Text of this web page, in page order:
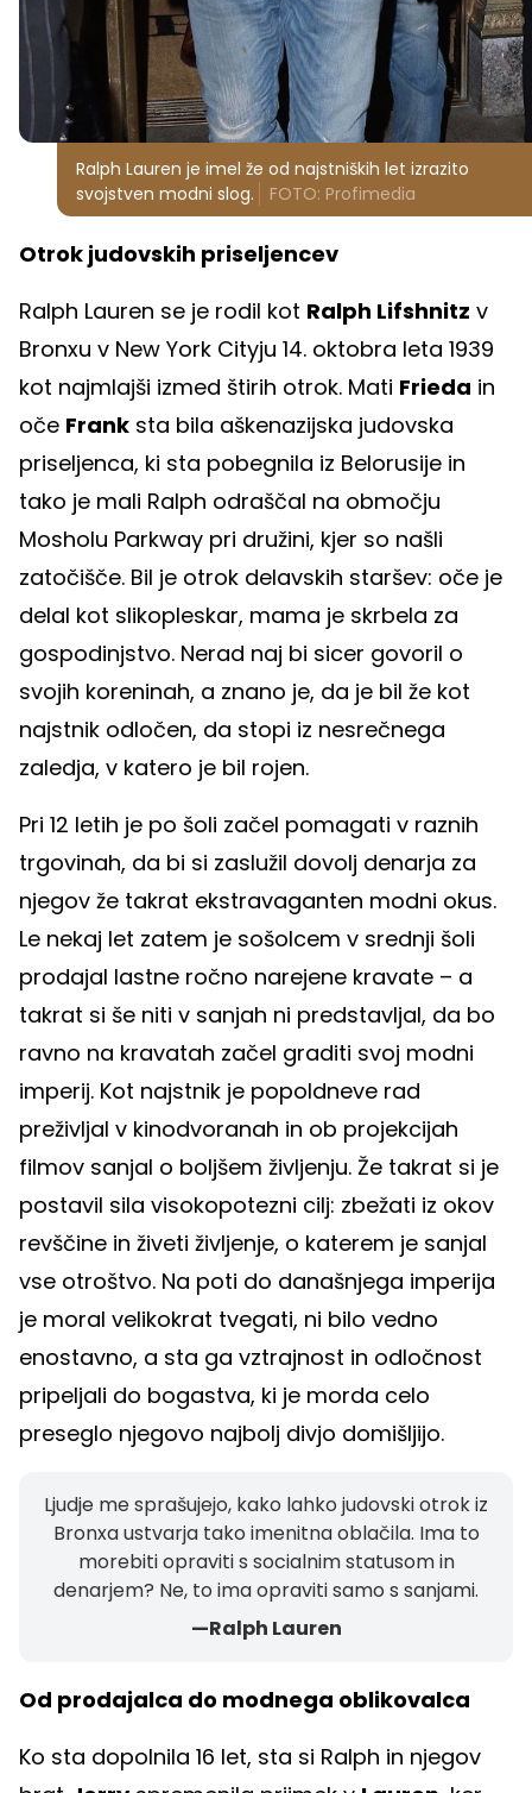
Ralph Lauren je imel že od najstniških let izrazito
svojstven modni slog.
FOTO: Profimedia
Otrok judovskih priseljencev
Ralph Lauren se je rodil kot Ralph Lifshnitz v
Bronxu v New York Cityju 14. oktobra leta 1939
kot najmlajši izmed štirih otrok. Mati Frieda in
oče Frank sta bila aškenazijska judovska
priseljenca, ki sta pobegnila iz Belorusije in
tako je mali Ralph odraščal na območju
Mosholu Parkway pri družini, kjer so našli
zatočišče. Bil je otrok delavskih staršev: oče je
delal kot slikopleskar, mama je skrbela za
gospodinjstvo. Nerad naj bi sicer govoril o
svojih koreninah, a znano je, da je bil že kot
najstnik odločen, da stopi iz nesrečnega
zaledja, v katero je bil rojen.
Pri 12 letih je po šoli začel pomagati v raznih
trgovinah, da bi si zaslužil dovolj denarja za
njegov že takrat ekstravaganten modni okus.
Le nekaj let zatem je sošolcem v srednji šoli
prodajal lastne ročno narejene kravate – a
takrat si še niti v sanjah ni predstavljal, da bo
ravno na kravatah začel graditi svoj modni
imperij. Kot najstnik je popoldneve rad
preživljal v kinodvoranah in ob projekcijah
filmov sanjal o boljšem življenju. Že takrat si je
postavil sila visokopotezni cilj: zbežati iz okov
revščine in živeti življenje, o katerem je sanjal
vse otroštvo. Na poti do današnjega imperija
je moral velikokrat tvegati, ni bilo vedno
enostavno, a sta ga vztrajnost in odločnost
pripeljali do bogastva, ki je morda celo
preseglo njegovo najbolj divjo domišljijo.
Ljudje me sprašujejo, kako lahko judovski otrok iz
Bronxa ustvarja tako imenitna oblačila. Ima to
morebiti opraviti s socialnim statusom in
denarjem? Ne, to ima opraviti samo s sanjami.
—Ralph Lauren
Od prodajalca do modnega oblikovalca
Ko sta dopolnila 16 let, sta si Ralph in njegov